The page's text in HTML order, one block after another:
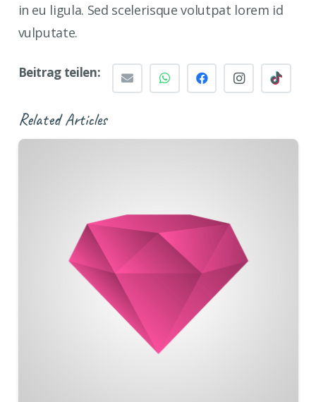
in eu ligula. Sed scelerisque volutpat lorem id
vulputate.
Beitrag teilen:
Related Articles